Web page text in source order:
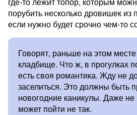
порубить несколько дровишек из
если нужно будет срочно чем-то
Говорят, раньше на этом
кладбище. Что ж, в прогулках
есть своя романтика. Жду не
заселиться. Это должны быть
новогодние каникулы. Даже
может пойти не так.